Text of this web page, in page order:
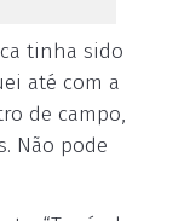
tinha sido
até com a
de campo,
Não pode